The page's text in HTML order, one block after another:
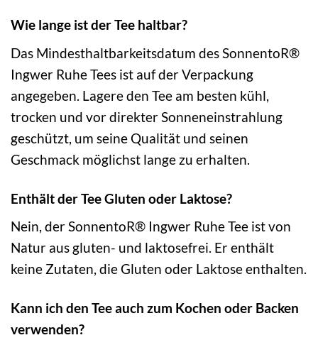
Wie lange ist der Tee haltbar?
Das Mindesthaltbarkeitsdatum des SonnentoR®
Ingwer Ruhe Tees ist auf der Verpackung
angegeben. Lagere den Tee am besten kühl,
trocken und vor direkter Sonneneinstrahlung
geschützt, um seine Qualität und seinen
Geschmack möglichst lange zu erhalten.
Enthält der Tee Gluten oder Laktose?
Nein, der SonnentoR® Ingwer Ruhe Tee ist von
Natur aus gluten- und laktosefrei. Er enthält
keine Zutaten, die Gluten oder Laktose enthalten.
Kann ich den Tee auch zum Kochen oder Backen
verwenden?